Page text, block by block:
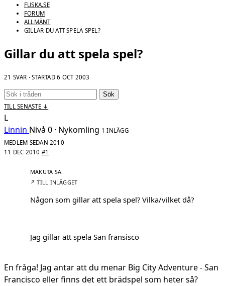
FUSKA.SE
FORUM
ALLMÄNT
GILLAR DU ATT SPELA SPEL?
Gillar du att spela spel?
21 SVAR · STARTAD6 OCT 2003
Sök
TILL SENASTE ↓
L
Linnin Nivå 0 · Nykomling 1 INLÄGG
MEDLEM SEDAN 2010
11 DEC 2010 #1
↗ TILL INLÄGGET
Någon som gillar att spela spel? Vilka/vilket då?
Jag gillar att spela San fransisco
En fråga! Jag antar att du menar Big City Adventure - San
Francisco eller finns det ett brädspel som heter så?